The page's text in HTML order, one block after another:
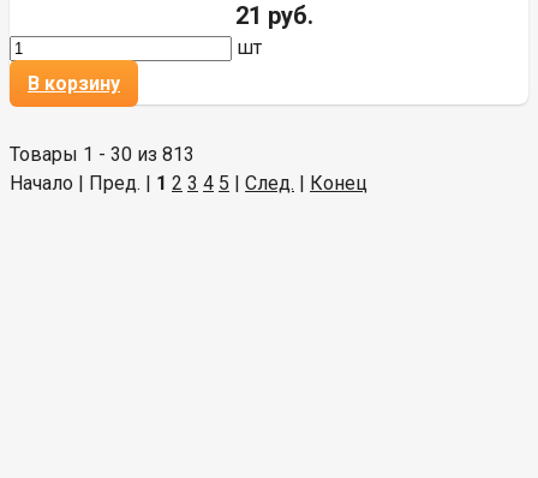
21 руб.
шт
В корзину
Товары 1 - 30 из 813
Начало | Пред. | 1 2 3 4 5 | След. | Конец